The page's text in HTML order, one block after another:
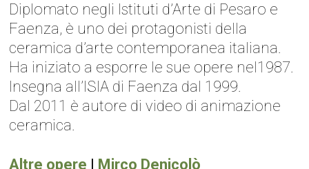
Diplomato negli Istituti d’Arte di Pesaro e
Faenza, è uno dei protagonisti della
ceramica d’arte contemporanea italiana.
Ha iniziato a esporre le sue opere nel1987.
Insegna all’ISIA di Faenza dal 1999.
Dal 2011 è autore di video di animazione
ceramica.
Altre opere | Mirco Denicolò